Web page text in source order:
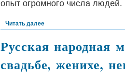
опыт огромного числа людей.
Читать далее
Русская народная
свадьбе, женихе,